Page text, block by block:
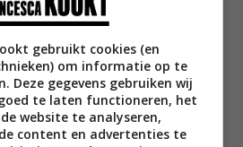
met
korstje uit de ovensmaakt
maken. Door de milde smaak
geschikte vis voor kinderen.
gebruikt cookies (en
om informatie op te
Deze gegevens gebruiken wij
te laten functioneren, het
website te analyseren,
content en advertenties te